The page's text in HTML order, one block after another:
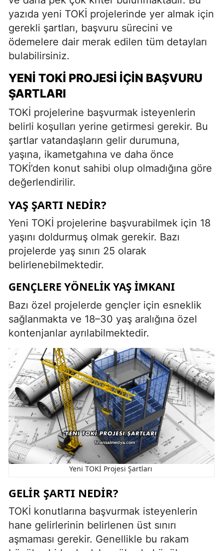
yazıda yeni TOKİ projelerinde yer almak için
gerekli şartları, başvuru sürecini ve
ödemelere dair merak edilen tüm detayları
bulabilirsiniz.
YENI TOKİ PROJESI İÇIN BAŞVURU
ŞARTLARI
TOKİ projelerine başvurmak isteyenlerin
belirli koşulları yerine getirmesi gerekir. Bu
şartlar vatandaşların gelir durumuna,
yaşına, ikametgahına ve daha önce
TOKİ’den konut sahibi olup olmadığına göre
değerlendirilir.
YAŞ ŞARTI NEDIR?
Yeni TOKİ projelerine başvurabilmek için 18
yaşını doldurmuş olmak gerekir. Bazı
projelerde yaş sınırı 25 olarak
belirlenebilmektedir.
GENÇLERE YÖNELIK YAŞ İMKANI
Bazı özel projelerde gençler için esneklik
sağlanmakta ve 18–30 yaş aralığına özel
kontenjanlar ayrılabilmektedir.
Yeni TOKİ Projesi Şartları
GELIR ŞARTI NEDIR?
TOKİ konutlarına başvurmak isteyenlerin
hane gelirlerinin belirlenen üst sınırı
aşmaması gerekir. Genellikle bu rakam